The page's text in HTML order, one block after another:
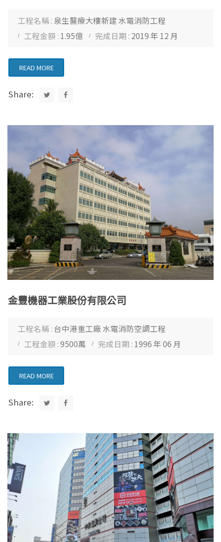
工程名稱 : 泉生醫療大樓新建 水電消防工程
工程金額 : 1.95億 完成日期 : 2019 年 12 月
READ MORE
Share:
金豐機器工業股份有限公司
工程名稱 : 台中港重工廠 水電消防空調工程
工程金額 :9500萬 完成日期 : 1996 年 06 月
READ MORE
Share: